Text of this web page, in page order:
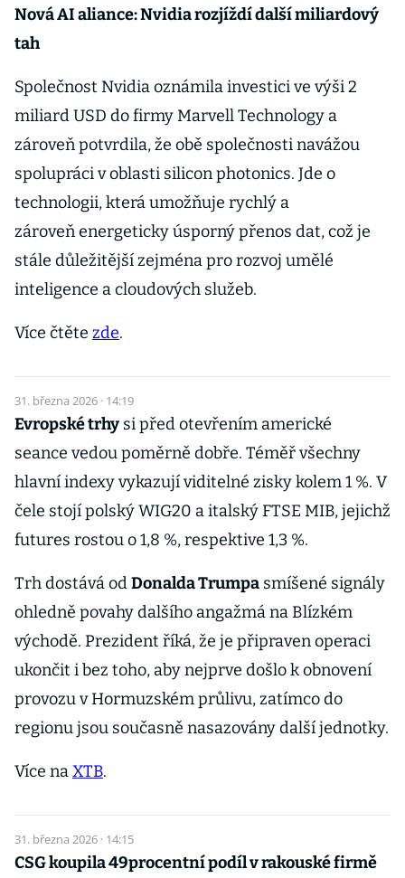
Nová AI aliance: Nvidia rozjíždí další miliardový
tah
Společnost Nvidia oznámila investici ve výši 2
miliard USD do firmy Marvell Technology a
zároveň potvrdila, že obě společnosti navážou
spolupráci v oblasti silicon photonics. Jde o
technologii, která umožňuje rychlý a
zároveň energeticky úsporný přenos dat, což je
stále důležitější zejména pro rozvoj umělé
inteligence a cloudových služeb.
Více čtěte zde.
31. března 2026 · 14:19
Evropské trhy si před otevřením americké
seance vedou poměrně dobře. Téměř všechny
hlavní indexy vykazují viditelné zisky kolem 1 %. V
čele stojí polský WIG20 a italský FTSE MIB, jejichž
futures rostou o 1,8 %, respektive 1,3 %.
Trh dostává odDonalda Trumpa smíšené signály
ohledně povahy dalšího angažmá na Blízkém
východě. Prezident říká, že je připraven operaci
ukončit i bez toho, aby nejprve došlo k obnovení
provozu v Hormuzském průlivu, zatímco do
regionu jsou současně nasazovány další jednotky.
Více naXTB.
31. března 2026 · 14:15
CSG koupila 49procentní podíl v rakouské firmě